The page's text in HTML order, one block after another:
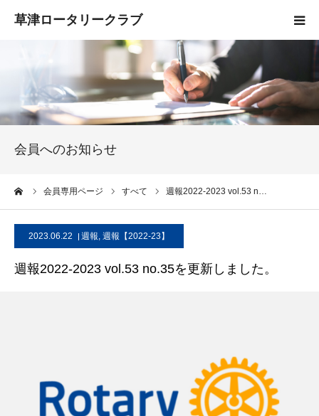
会員へのお知らせ
会員専用ページ すべて 週報2022-2023 vol.53 n…
2023.06.22 週報, 週報【2022-23】
週報2022-2023 vol.53 no.35を更新しました。
クラブ概要
入会案内
活動報告
お問い合わせ